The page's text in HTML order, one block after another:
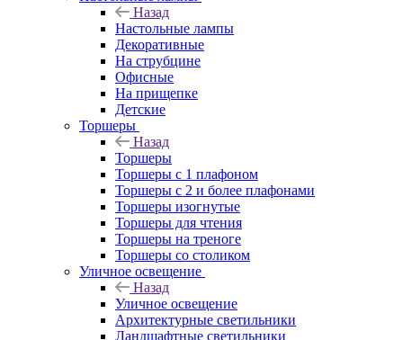
Назад
Настольные лампы
Декоративные
На струбцине
Офисные
На прищепке
Детские
Торшеры
Назад
Торшеры
Торшеры с 1 плафоном
Торшеры с 2 и более плафонами
Торшеры изогнутые
Торшеры для чтения
Торшеры на треноге
Торшеры со столиком
Уличное освещение
Назад
Уличное освещение
Архитектурные светильники
Ландшафтные светильники